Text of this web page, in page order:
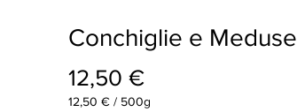
Conchiglie e Meduse
12,50 €Prezzo
12,50 € / 500g